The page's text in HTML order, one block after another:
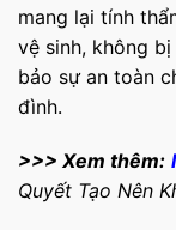
mang lại tính
vệ sinh, không
bảo sự an toàn
đình.
>>> Xem thêm:
Quyết Tạo Nên